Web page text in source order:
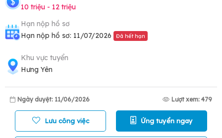
10 triệu - 12 triệu
Hạn nộp hồ sơ
Hạn nộp hồ sơ: 11/07/2026
Đã hết hạn
Khu vực tuyển
Hưng Yên
Ngày duyệt: 11/06/2026 Lượt xem: 479
Lưu công việc Ứng tuyển ngay